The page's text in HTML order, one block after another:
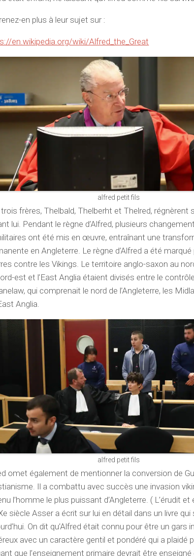
en plus à leur sujet sur :
en.wikipedia.org/wiki/Alfred_the_Great
alfred petit fils
frères, Thelbald, Thelberht et Thelred, régnèrent
lui. Pendant le règne d’Alfred, plusieurs
ont été mis en œuvre, entraînant une
en Angleterre. Le règne d’Alfred a été marqué
contre les Vikings. Le territoire anglo-saxon au
est et l’East Anglia étaient divisés entre le
qui comprenait le nord de l’Angleterre, les
Anglia.
alfred petit fils
omet également de mentionner la conversion de
Il a combattu avec succès une invasion
l’homme le plus puissant d’Angleterre. ( L’érudit et
siècle Asser a écrit sur lui en détail dans un livre qui
On dit qu’Alfred était connu pour être un gars
avec un caractère gentil et pondéré qui a plaidé
que l’enseignement primaire devrait être enseigné